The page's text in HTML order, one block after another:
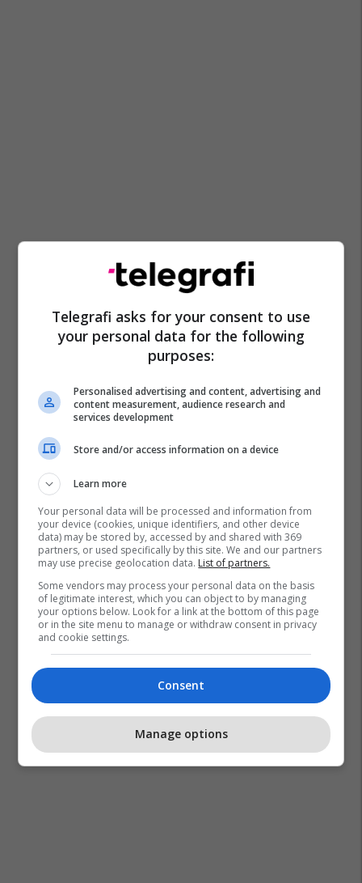
Arrestime
Urdher Gjykate
Telegrafi asks for your consent to use
your personal data for the following
purposes:
Personalised advertising and content, advertising and
content measurement, audience research and
services development
Store and/or access information on a device
Learn more
Your personal data will be processed and information from
your device (cookies, unique identifiers, and other device
data) may be stored by, accessed by and shared with 369
partners, or used specifically by this site. We and our partners
may use precise geolocation data. List of partners.
Some vendors may process your personal data on the basis
of legitimate interest, which you can object to by managing
your options below. Look for a link at the bottom of this page
or in the site menu to manage or withdraw consent in privacy
and cookie settings.
Consent
Manage options